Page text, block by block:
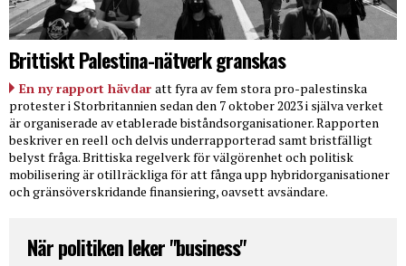
Brittiskt Palestina-nätverk granskas
En ny rapport hävdar att fyra av fem stora pro-palestinska
protester i Storbritannien sedan den 7 oktober 2023 i själva verket
är organiserade av etablerade biståndsorganisationer. Rapporten
beskriver en reell och delvis underrapporterad samt bristfälligt
belyst fråga. Brittiska regelverk för välgörenhet och politisk
mobilisering är otillräckliga för att fånga upp hybridorganisationer
och gränsöverskridande finansiering, oavsett avsändare.
När politiken leker "business"